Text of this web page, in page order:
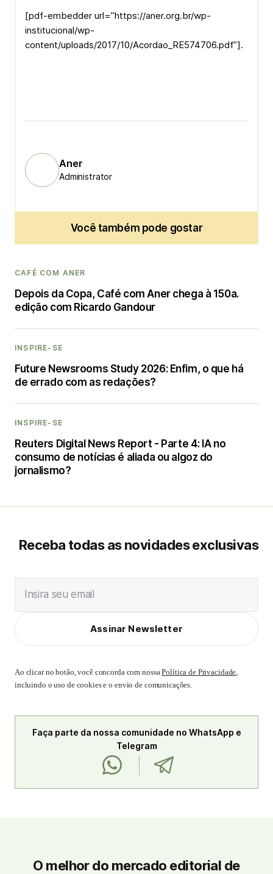
[pdf-embedder url=”https://aner.org.br/wp-
institucional/wp-
content/uploads/2017/10/Acordao_RE574706.pdf”].
Aner
Administrator
Você também pode gostar
CAFÉ COM ANER
Depois da Copa, Café com Aner chega à 150a.
edição com Ricardo Gandour
INSPIRE-SE
Future Newsrooms Study 2026: Enfim, o que há
de errado com as redações?
INSPIRE-SE
Reuters Digital News Report - Parte 4: IA no
consumo de notícias é aliada ou algoz do
jornalismo?
Receba todas as novidades exclusivas
Insira seu email
Assinar Newsletter
Ao clicar no botão, você concorda com nossaPolítica de Privacidade,
incluindo o uso de cookies e o envio de comunicações.
Faça parte da nossa comunidade no WhatsApp e
Telegram
O melhor do mercado editorial de